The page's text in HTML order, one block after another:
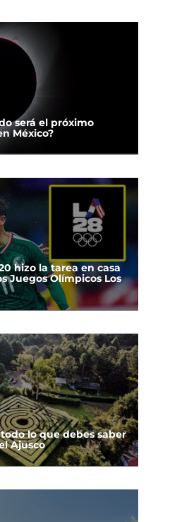
será el próximo
México?
hizo la tarea en casa
Juegos Olímpicos Los
lo que debes saber
Ajusco